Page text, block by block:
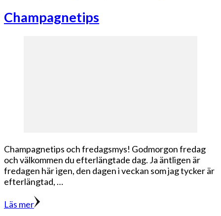
Champagnetips
Champagnetips och fredagsmys! Godmorgon fredag
och välkommen du efterlängtade dag. Ja äntligen är
fredagen här igen, den dagen i veckan som jag tycker är
efterlängtad, …
Läs mer